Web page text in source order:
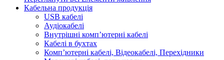
Кабельна продукція
USB кабелі
Аудіокабелі
Внутрішні комп’ютерні кабелі
Кабелі в бухтах
Комп’ютерні кабелі, Відеокабелі, Перехідники